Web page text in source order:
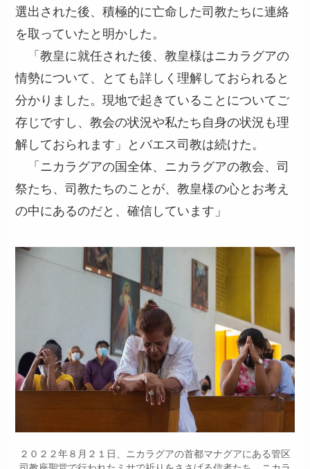
選出された後、積極的に亡命した司教たちに連絡
を取っていたと明かした。
「教皇に就任された後、教皇様はニカラグアの
情勢について、とても詳しく理解しておられると
分かりました。現地で起きていることについてご
存じですし、教会の状況や私たち自身の状況も理
解しておられます」とバエス司教は続けた。
「ニカラグアの国全体、ニカラグアの教会、司
祭たち、司教たちのことが、教皇様の心とお考え
の中にあるのだと、確信しています」
２０２２年８月２１日、ニカラグアの首都マナグアにある管区